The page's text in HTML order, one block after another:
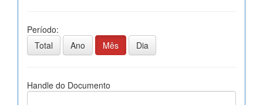
Período:
Total
Ano Mês Dia
Handle do Documento